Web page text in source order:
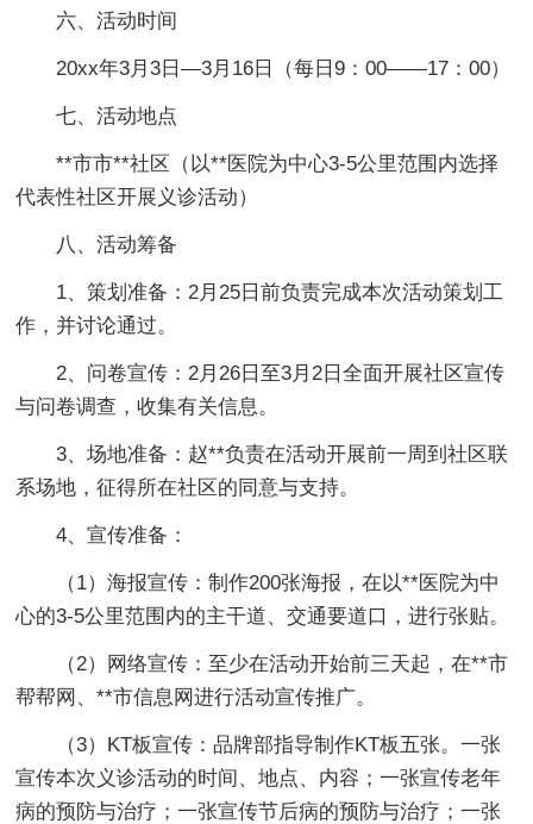
六、活动时间
20xx年3月3日—3月16日（每日9：00——17：00）
七、活动地点
**市市**社区（以**医院为中心3-5公里范围内选择
代表性社区开展义诊活动）
八、活动筹备
1、策划准备：2月25日前负责完成本次活动策划工
作，并讨论通过。
2、问卷宣传：2月26日至3月2日全面开展社区宣传
与问卷调查，收集有关信息。
3、场地准备：赵**负责在活动开展前一周到社区联
系场地，征得所在社区的同意与支持。
4、宣传准备：
（1）海报宣传：制作200张海报，在以**医院为中
心的3-5公里范围内的主干道、交通要道口，进行张贴。
（2）网络宣传：至少在活动开始前三天起，在**市
帮帮网、**市信息网进行活动宣传推广。
（3）KT板宣传：品牌部指导制作KT板五张。一张
宣传本次义诊活动的时间、地点、内容；一张宣传老年
病的预防与治疗；一张宣传节后病的预防与治疗；一张